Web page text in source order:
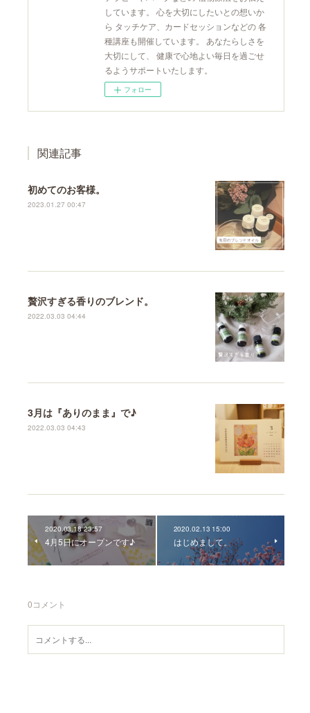
しています。 心を大切にしたいとの想いか
ら タッチケア、カードセッションなどの 各
種講座も開催しています。 あなたらしさを
大切にして、 健康で心地よい毎日を過ごせ
るようサポートいたします。
フォロー
関連記事
初めてのお客様。
2023.01.27 00:47
贅沢すぎる香りのブレンド。
2022.03.03 04:44
3月は『ありのまま』で♪
2022.03.03 04:43
2020.03.18 23:57
4月5日にオープンです♪
2020.02.13 15:00
はじめまして。
0コメント